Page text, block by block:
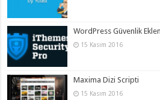
WordPress Güvenlik
15 Kasım 2016
Maxima Dizi Scripti
15 Kasım 2016